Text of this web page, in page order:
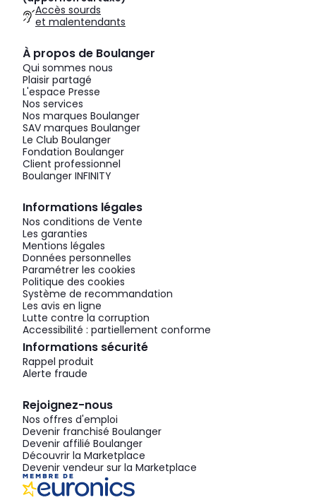
Accès sourds
et malentendants
À propos de Boulanger
Qui sommes nous
Plaisir partagé
L'espace Presse
Nos services
Nos marques Boulanger
SAV marques Boulanger
Le Club Boulanger
Fondation Boulanger
Client professionnel
Boulanger INFINITY
Informations légales
Nos conditions de Vente
Les garanties
Mentions légales
Données personnelles
Paramétrer les cookies
Politique des cookies
Système de recommandation
Les avis en ligne
Lutte contre la corruption
Accessibilité : partiellement conforme
Informations sécurité
Rappel produit
Alerte fraude
Rejoignez-nous
Nos offres d'emploi
Devenir franchisé Boulanger
Devenir affilié Boulanger
Découvrir la Marketplace
Devenir vendeur sur la Marketplace